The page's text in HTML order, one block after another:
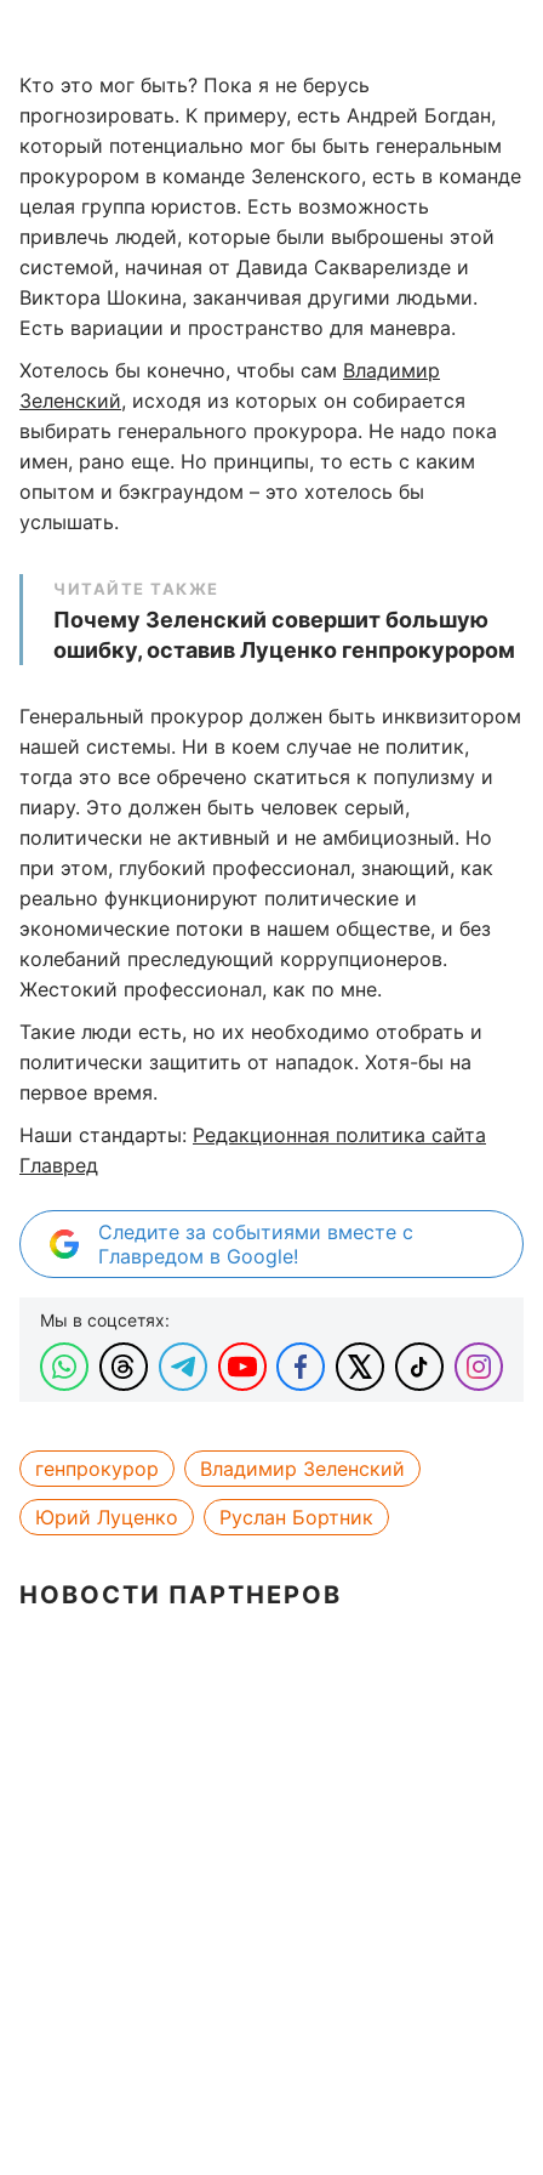
Кто это мог быть? Пока я не берусь
прогнозировать. К примеру, есть Андрей Богдан,
который потенциально мог бы быть генеральным
прокурором в команде Зеленского, есть в команде
целая группа юристов. Есть возможность
привлечь людей, которые были выброшены этой
системой, начиная от Давида Сакварелизде и
Виктора Шокина, заканчивая другими людьми.
Есть вариации и пространство для маневра.
Хотелось бы конечно, чтобы сам Владимир
Зеленский, исходя из которых он собирается
выбирать генерального прокурора. Не надо пока
имен, рано еще. Но принципы, то есть с каким
опытом и бэкграундом – это хотелось бы
услышать.
ЧИТАЙТЕ ТАКЖЕ
Почему Зеленский совершит большую
ошибку, оставив Луценко генпрокурором
Генеральный прокурор должен быть инквизитором
нашей системы. Ни в коем случае не политик,
тогда это все обречено скатиться к популизму и
пиару. Это должен быть человек серый,
политически не активный и не амбициозный. Но
при этом, глубокий профессионал, знающий, как
реально функционируют политические и
экономические потоки в нашем обществе, и без
колебаний преследующий коррупционеров.
Жестокий профессионал, как по мне.
Такие люди есть, но их необходимо отобрать и
политически защитить от нападок. Хотя-бы на
первое время.
Наши стандарты: Редакционная политика сайта
Главред
Следите за событиями вместе с
Главредом в Google!
Мы в соцсетях:
генпрокурор
Владимир Зеленский
Юрий Луценко
Руслан Бортник
НОВОСТИ ПАРТНЕРОВ